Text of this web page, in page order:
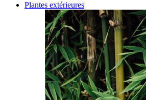
Plantes extérieures